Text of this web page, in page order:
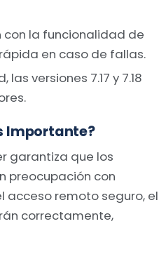
con la funcionalidad de
en caso de fallas.
versiones 7.17 y 7.18
Importante?
garantiza que los
preocupación con
acceso remoto seguro, el
correctamente,